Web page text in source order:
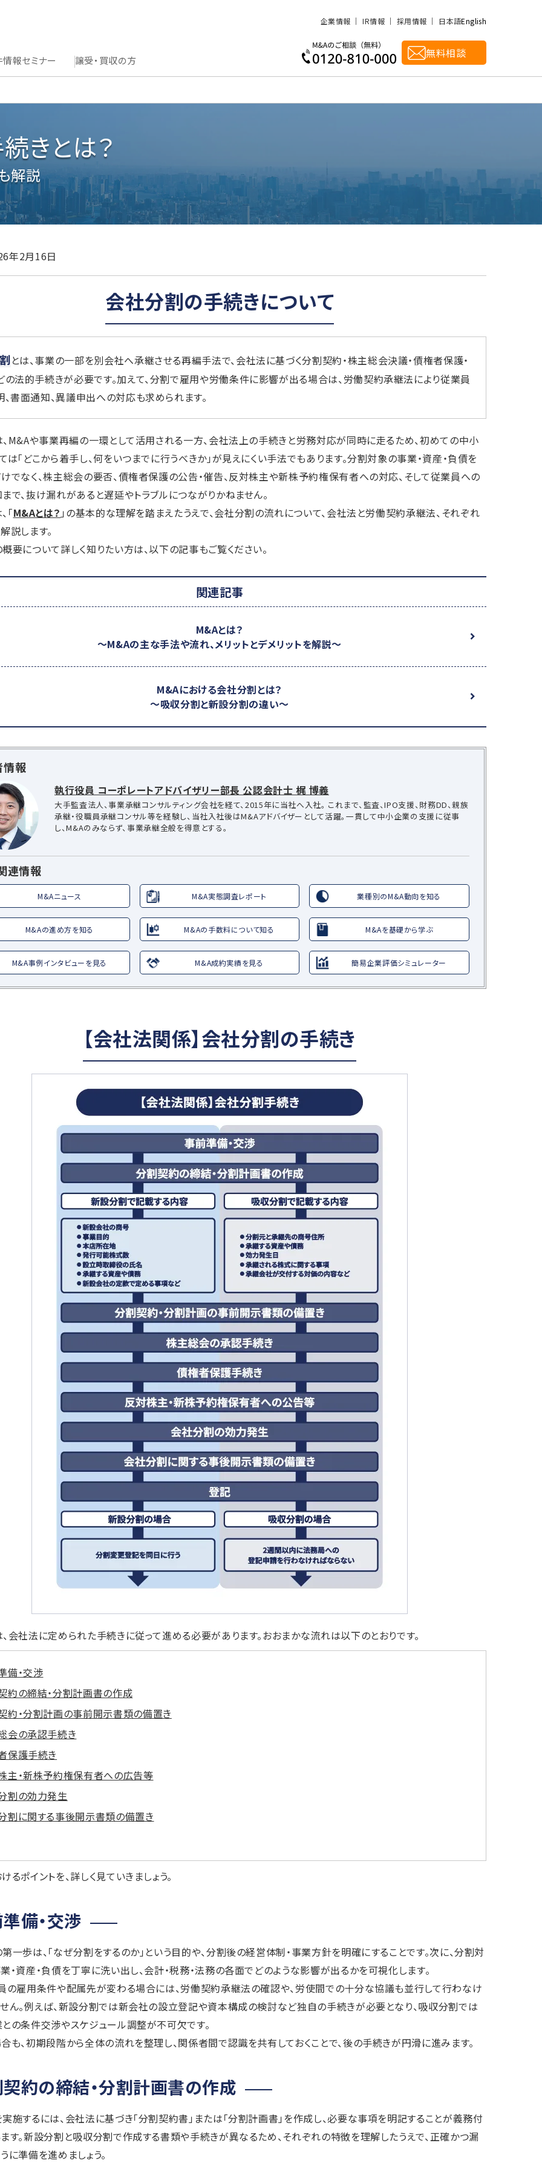
情報セミナー 譲受・買収の方
企業情報 IR情報 採用情報 日本語English
無料相談
きとは？
解説
年2月16日
会社分割の手続きについて
とは、事業の一部を別会社へ承継させる再編手法で、会社法に基づく分割契約・株主総会決議・債権者保護・
の法的手続きが必要です。加えて、分割で雇用や労働条件に影響が出る場合は、労働契約承継法により従業員
書面通知、異議申出への対応も求められます。
M&Aや事業再編の一環として活用される一方、会社法上の手続きと労務対応が同時に走るため、初めての中小
は「どこから着手し、何をいつまでに行うべきか」が見えにくい手法でもあります。分割対象の事業・資産・負債を
でなく、株主総会の要否、債権者保護の公告・催告、反対株主や新株予約権保有者への対応、そして従業員への
で、抜け漏れがあると遅延やトラブルにつながりかねません。
「M&Aとは？ 」の基本的な理解を踏まえたうえで、会社分割の流れについて、会社法と労働契約承継法、それぞれ
説します。
要について詳しく知りたい方は、以下の記事もご覧ください。
関連記事
M&Aとは？
～M&Aの主な手法や流れ、メリットとデメリットを解説～
M&Aにおける会社分割とは？
～吸収分割と新設分割の違い～
情報
執行役員 コーポレートアドバイザリー部長 公認会計士 梶 博義
大手監査法人、事業承継コンサルティング会社を経て、2015年に当社へ入社。 これまで、監査、IPO支援、財務DD、親族
承継・役職員承継コンサル等を経験し、当社入社後はM&Aアドバイザーとして活躍。一貫して中小企業の支援に従事
し、M&Aのみならず、事業承継全般を得意とする。
連情報
M&Aニュース M&A実態調査レポート 業種別のM&A動向を知る
M&Aの進め方を知る M&Aの手数料について知る M&Aを基礎から学ぶ
M&A事例インタビューを見る M&A成約実績を見る 簡易企業評価シミュレーター
【会社法関係】会社分割の手続き
会社法に定められた手続きに従って進める必要があります。おおまかな流れは以下のとおりです。
備・交渉
約の締結・分割計画書の作成
約・分割計画の事前開示書類の備置き
会の承認手続き
保護手続き
主・新株予約権保有者への広告等
割の効力発生
割に関する事後開示書類の備置き
るポイントを、詳しく見ていきましょう。
備・交渉
一歩は、「なぜ分割をするのか」という目的や、分割後の経営体制・事業方針を明確にすることです。次に、分割対
・資産・負債を丁寧に洗い出し、会計・税務・法務の各面でどのような影響が出るかを可視化します。
の雇用条件や配属先が変わる場合には、労働契約承継法の確認や、労使間での十分な協議も並行して行わなけ
ん。例えば、新設分割では新会社の設立登記や資本構成の検討など独自の手続きが必要となり、吸収分割では
の条件交渉やスケジュール調整が不可欠です。
も、初期段階から全体の流れを整理し、関係者間で認識を共有しておくことで、後の手続きが円滑に進みます。
約の締結・分割計画書の作成
施するには、会社法に基づき「分割契約書」または「分割計画書」を作成し、必要な事項を明記することが義務付
す。新設分割と吸収分割で作成する書類や手続きが異なるため、それぞれの特徴を理解したうえで、正確かつ漏
に準備を進めましょう。